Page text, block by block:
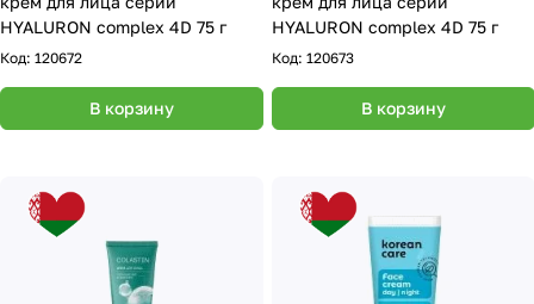
HYALURON complex 4D 75 г
Код: 120672
В корзину
HYALURON complex 4D 75 г
Код: 120673
В корзину